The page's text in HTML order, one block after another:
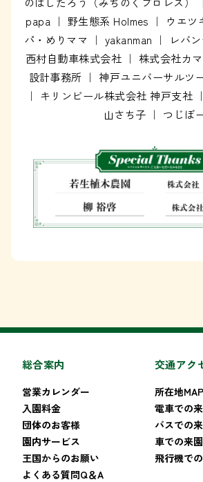
papa ｜ 野生態系 Holmes ｜ ウエツ
パ・めりママ ｜ yakanman ｜ レバ
西村自動車株式会社 ｜ 株式会社カ
設計事務所 ｜ 神戸ユニバーサルツ
｜ キリンビール株式会社 神戸支社
山さち子 ｜ つじぼ
総合案内
営業カレンダー
入園料金
団体のお客様
園内サービス
王国からのお願い
よくある質問Q＆A
交通アク
所在地MAP
電車での
バスでの
車での来園
飛行機で